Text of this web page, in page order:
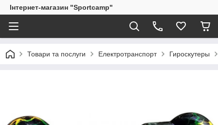
Інтернет-магазин "Sportcamp"
Товари та послуги Електротранспорт Гироскутеры